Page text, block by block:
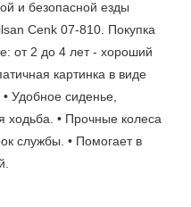
и безопасной езды
Cenk 07-810. Покупка
от 2 до 4 лет - хороший
картинка в виде
Удобное сиденье,
ходьба. • Прочные колеса
службы. • Помогает в